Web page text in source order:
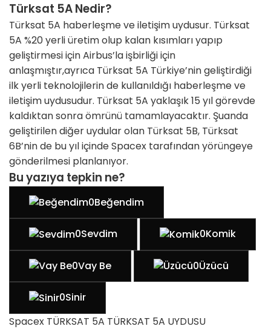
Türksat 5A Nedir?
Türksat 5A haberleşme ve iletişim uydusur. Türksat
5A %20 yerli üretim olup kalan kısımları yapıp
geliştirmesi için Airbus’la işbirliği için
anlaşmıştır,ayrıca Türksat 5A Türkiye’nin geliştirdiği
ilk yerli teknolojilerin de kullanıldığı haberleşme ve
iletişim uydusudur. Türksat 5A yaklaşık 15 yıl görevde
kaldıktan sonra ömrünü tamamlayacaktır. Şuanda
geliştirilen diğer uydular olan Türksat 5B, Türksat
6B’nin de bu yıl içinde Spacex tarafından yörüngeye
gönderilmesi planlanıyor.
Bu yazıya tepkin ne?
0Beğendim
0Sevdim 0Komik
0Vay Be 0Üzücü
0Sinir
Spacex TÜRKSAT 5A TÜRKSAT 5A UYDUSU